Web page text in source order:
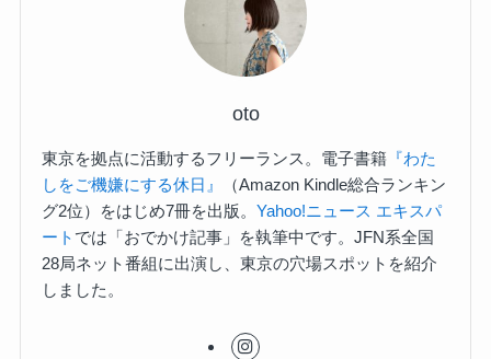
oto
東京を拠点に活動するフリーランス。電子書籍 『わた
しをご機嫌にする休日』
（Amazon Kindle総合ランキン
グ2位）をはじめ7冊を出版。Yahoo!ニュース エキスパ
ート では「おでかけ記事」を執筆中です。JFN系全国
28局ネット番組に出演し、東京の穴場スポットを紹介
しました。